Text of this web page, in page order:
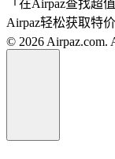
「在Airpaz查找超
Airpaz轻松获取特
© 2026 Airpaz.com.